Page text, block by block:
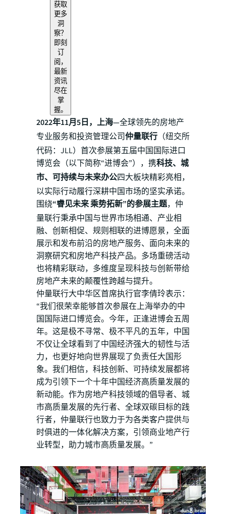
获取
更多
洞
察？
即刻
订
阅，
最新
资讯
尽在
掌
握。
2022年11月5日，上海—全球领先的房地产
专业服务和投资管理公司仲量联行 （纽交所
代码：JLL）首次参展第五届中国国际进口
博览会（以下简称“进博会”），携科技、城
市、可持续与未来办公四大板块精彩亮相，
以实际行动履行深耕中国市场的坚实承诺。
围绕“睿见未来 乘势拓新”的参展主题，仲
量联行秉承中国与世界市场相通、产业相
融、创新相促、规则相联的进博愿景，全面
展示和发布前沿的房地产服务、面向未来的
洞察研究和房地产科技产品。多场重磅活动
也将精彩联动，多维度呈现科技与创新带给
房地产未来的颠覆性跨越与提升。
仲量联行大中华区首席执行官李倩玲表示：
“我们很荣幸能够首次参展在上海举办的中
国国际进口博览会。今年，正逢进博会五周
年。这是极不寻常、极不平凡的五年，中国
不仅让全球看到了中国经济强大的韧性与活
力，也更好地向世界展现了负责任大国形
象。我们相信，科技创新、可持续发展都将
成为引领下一个十年中国经济高质量发展的
新动能。作为房地产科技领域的倡导者、城
市高质量发展的先行者、全球双碳目标的践
行者，仲量联行也致力于为各类客户提供与
时俱进的一体化解决方案，引领商业地产行
业转型，助力城市高质量发展。”